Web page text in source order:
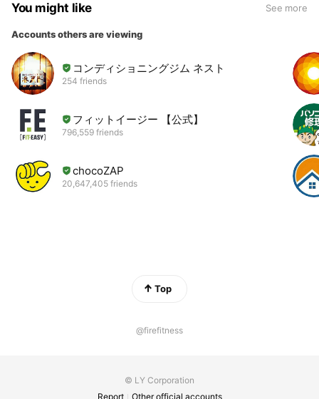
You might like See more
Accounts others are viewing
コンディショニングジム ネスト
254 friends
フィットイージー 【公式】
796,559 friends
chocoZAP
20,647,405 friends
Top
@firefitness
© LY Corporation
Report
Other official accounts